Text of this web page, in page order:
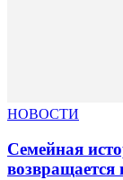
НОВОСТИ
Семейная
возвращается